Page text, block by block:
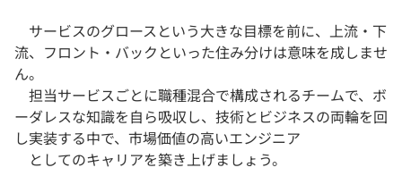
サービスのグロースという大きな目標を前に、上流・下
流、フロント・バックといった住み分けは意味を成しませ
ん。
担当サービスごとに職種混合で構成されるチームで、ボ
ーダレスな知識を自ら吸収し、技術とビジネスの両輪を回
し実装する中で、市場価値の高いエンジニア
としてのキャリアを築き上げましょう。